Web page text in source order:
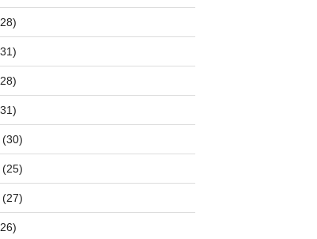
(30)
(25)
(27)